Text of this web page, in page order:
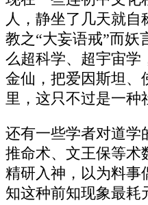
人，静坐了几天就自
教之“大妄语戒”而妖
么超科学、超宇宙学
金仙，把爱因斯坦、
里，这只不过是一种
还有一些学者对道学
推命术、文王保等术
精研入神，以为料事
知这种前知现象最耗